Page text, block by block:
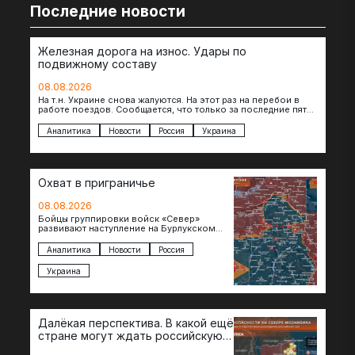
Последние новости
Железная дорога на износ. Удары по
подвижному составу
08.08.2026
На т.н. Украине снова жалуются. На этот раз на перебои в
работе поездов. Сообщается, что только за последние пять
Аналитика Новости Россия Украина
Охват в приграничье
08.08.2026
Бойцы группировки войск «Север»
развивают наступление на Бурлукском
теснят противника сразу на нескольких
участках, создавая угрозу охвата…
Аналитика Новости Россия
Украина
Далёкая перспектива. В какой ещё
стране могут ждать российскую